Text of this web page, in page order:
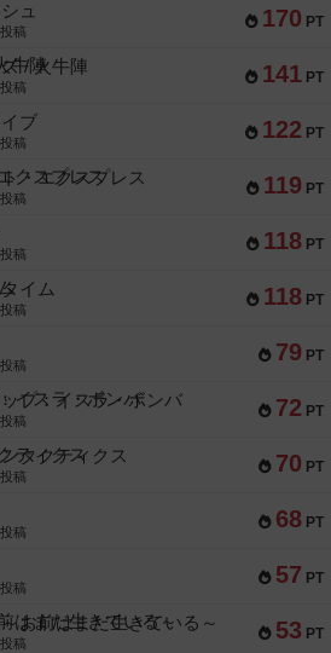
170 PT
ュ
稿
141 PT
/ 火牛陣
稿
122 PT
ブ
稿
119 PT
・エクスプレス
稿
118 PT
稿
118 PT
イム
稿
79 PT
稿
72 PT
プ：イスラ・ボンバ
稿
70 PT
タクティクス
稿
68 PT
稿
57 PT
稿
53 PT
お前はまだ生きている～
稿